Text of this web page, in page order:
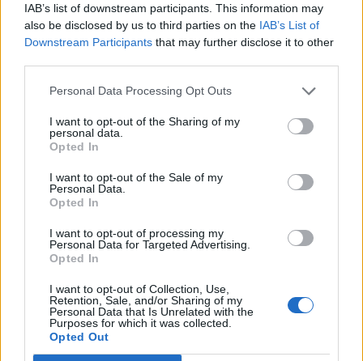
IAB’s list of downstream participants. This information may
also be disclosed by us to third parties on the IAB’s List of
Downstream Participants that may further disclose it to other
Personal Data Processing Opt Outs
I want to opt-out of the Sharing of my
personal data.
Opted In
I want to opt-out of the Sale of my
Personal Data.
Opted In
I want to opt-out of processing my
Personal Data for Targeted Advertising.
Opted In
I want to opt-out of Collection, Use,
Retention, Sale, and/or Sharing of my
Personal Data that Is Unrelated with the
Purposes for which it was collected.
Opted Out
γερμανικά λέγεται ,wahrheit. Η μεγάλη διαφορά των
λατινογενών γλωσσών με εμάς, και του τρόπου που
βλέπουμε τα πράγματα, είναι ότι για αυτούς αληθινό
είναι το πραγματικό, αυτό που υπάρχει σήμερα
μπροστά τους. Για εμάς αληθινό είναι το διαχρονικό,
υπάρχει.
γενοκτονίας συνιστά μια πράξη αλήθειας και
απευθύνομαι με αυτή την ευκαιρία στις χώρες αυτές
που καλύπτονται από τη βολική θέση ότι αυτά τα
θέματα αφορούν την ιστορία και πρέπει να
παραμείνουν στην κρίση των ιστορικών.